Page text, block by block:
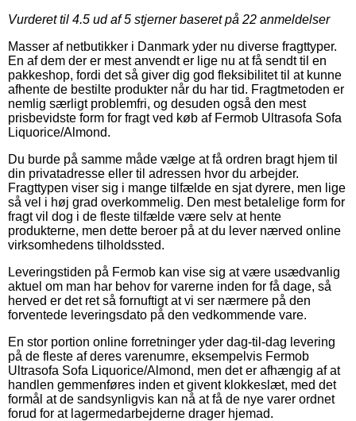
Vurderet til 4.5 ud af 5 stjerner baseret på 22 anmeldelser
Masser af netbutikker i Danmark yder nu diverse fragttyper.
En af dem der er mest anvendt er lige nu at få sendt til en
pakkeshop, fordi det så giver dig god fleksibilitet til at kunne
afhente de bestilte produkter når du har tid. Fragtmetoden er
nemlig særligt problemfri, og desuden også den mest
prisbevidste form for fragt ved køb af Fermob Ultrasofa Sofa
Liquorice/Almond.
Du burde på samme måde vælge at få ordren bragt hjem til
din privatadresse eller til adressen hvor du arbejder.
Fragttypen viser sig i mange tilfælde en sjat dyrere, men lige
så vel i høj grad overkommelig. Den mest betalelige form for
fragt vil dog i de fleste tilfælde være selv at hente
produkterne, men dette beroer på at du lever nærved online
virksomhedens tilholdssted.
Leveringstiden på Fermob kan vise sig at være usædvanlig
aktuel om man har behov for varerne inden for få dage, så
herved er det ret så fornuftigt at vi ser nærmere på den
forventede leveringsdato på den vedkommende vare.
En stor portion online forretninger yder dag-til-dag levering
på de fleste af deres varenumre, eksempelvis Fermob
Ultrasofa Sofa Liquorice/Almond, men det er afhængig af at
handlen gemmenføres inden et givent klokkeslæt, med det
formål at de sandsynligvis kan nå at få de nye varer ordnet
forud for at lagermedarbejderne drager hjemad.